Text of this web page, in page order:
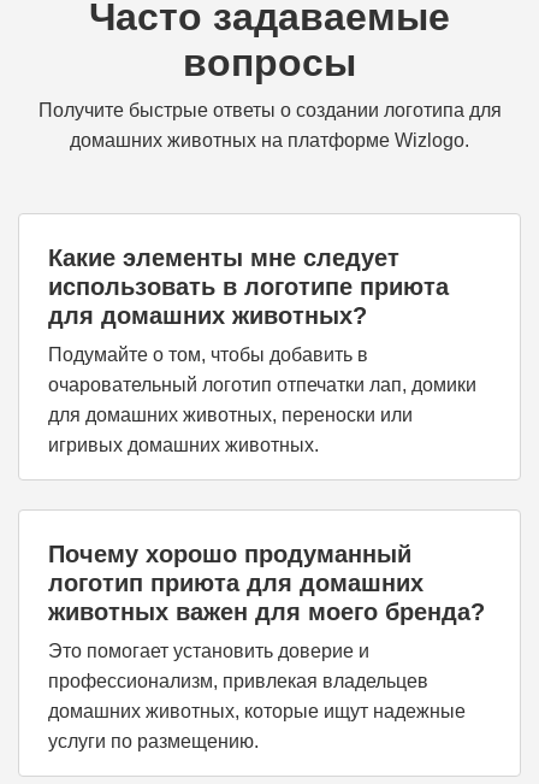
Часто задаваемые
вопросы
Получите быстрые ответы о создании логотипа для
домашних животных на платформе Wizlogo.
Какие элементы мне следует
использовать в логотипе приюта
для домашних животных?
Подумайте о том, чтобы добавить в
очаровательный логотип отпечатки лап, домики
для домашних животных, переноски или
игривых домашних животных.
Почему хорошо продуманный
логотип приюта для домашних
животных важен для моего бренда?
Это помогает установить доверие и
профессионализм, привлекая владельцев
домашних животных, которые ищут надежные
услуги по размещению.